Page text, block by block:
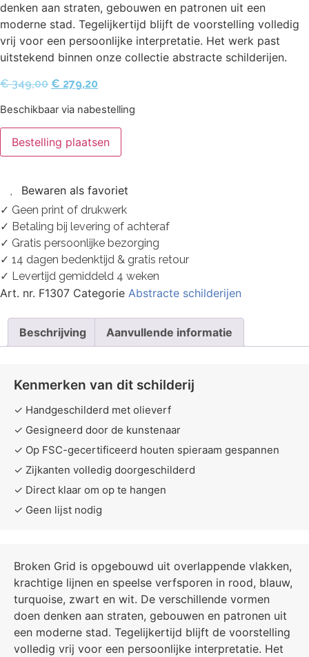
denken aan straten, gebouwen en patronen uit een
moderne stad. Tegelijkertijd blijft de voorstelling volledig
vrij voor een persoonlijke interpretatie. Het werk past
uitstekend binnen onze collectie abstracte schilderijen.
€349,00 € 279,20
Beschikbaar via nabestelling
Bestelling plaatsen
Bewaren als favoriet
✓ Geen print of drukwerk
✓ Betaling bij levering of achteraf
✓ Gratis persoonlijke bezorging
✓ 14 dagen bedenktijd & gratis retour
✓ Levertijd gemiddeld 4 weken
Art. nr. F1307 Categorie Abstracte schilderijen
Beschrijving Aanvullende informatie
Kenmerken van dit schilderij
✓ Handgeschilderd met olieverf
✓ Gesigneerd door de kunstenaar
✓ Op FSC-gecertificeerd houten spieraam gespannen
✓ Zijkanten volledig doorgeschilderd
✓ Direct klaar om op te hangen
✓ Geen lijst nodig
Broken Grid is opgebouwd uit overlappende vlakken,
krachtige lijnen en speelse verfsporen in rood, blauw,
turquoise, zwart en wit. De verschillende vormen
doen denken aan straten, gebouwen en patronen uit
een moderne stad. Tegelijkertijd blijft de voorstelling
volledig vrij voor een persoonlijke interpretatie. Het